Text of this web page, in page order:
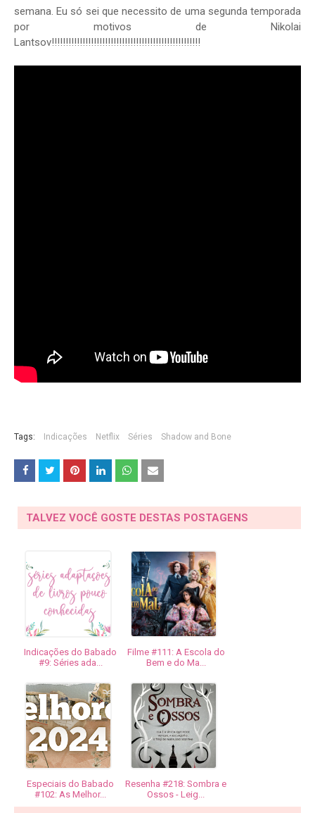
semana. Eu só sei que necessito de uma segunda temporada
por motivos de Nikolai
Lantsov!!!!!!!!!!!!!!!!!!!!!!!!!!!!!!!!!!!!!!!!!!!!!!!!!!!!!
Tags: Indicações Netflix Séries Shadow and Bone
TALVEZ VOCÊ GOSTE DESTAS POSTAGENS
Indicações do Babado
#9: Séries ada...
Filme #111: A Escola do
Bem e do Ma...
Especiais do Babado
#102: As Melhor...
Resenha #218: Sombra e
Ossos - Leig...